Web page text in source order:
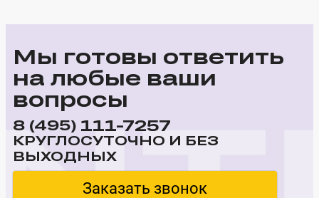
Мы готовы ответить
на любые ваши
вопросы
8 (495) 111-7257
КРУГЛОСУТОЧНО И БЕЗ
ВЫХОДНЫХ
Заказать звонок